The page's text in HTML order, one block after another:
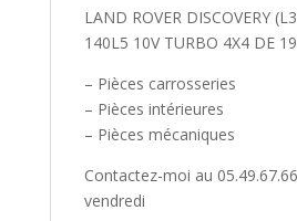
LAND ROVER DISCOVERY
140L5 10V TURBO 4X4 DE
– Pièces carrosseries
– Pièces intérieures
– Pièces mécaniques
Contactez-moi au
vendredi